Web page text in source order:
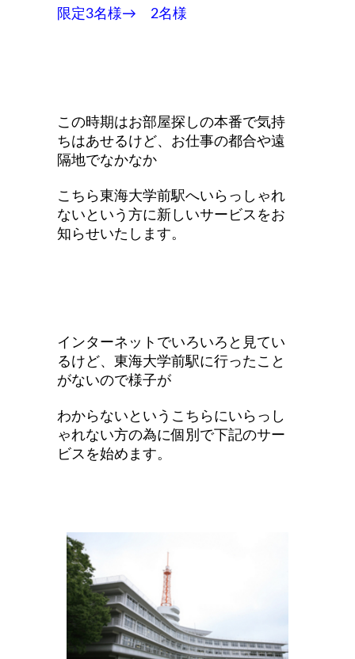
限定3名様→ 2名様
この時期はお部屋探しの本番で気持
ちはあせるけど、お仕事の都合や遠
隔地でなかなか
こちら東海大学前駅へいらっしゃれ
ないという方に新しいサービスをお
知らせいたします。
インターネットでいろいろと見てい
るけど、東海大学前駅に行ったこと
がないので様子が
わからないというこちらにいらっし
ゃれない方の為に個別で下記のサー
ビスを始めます。